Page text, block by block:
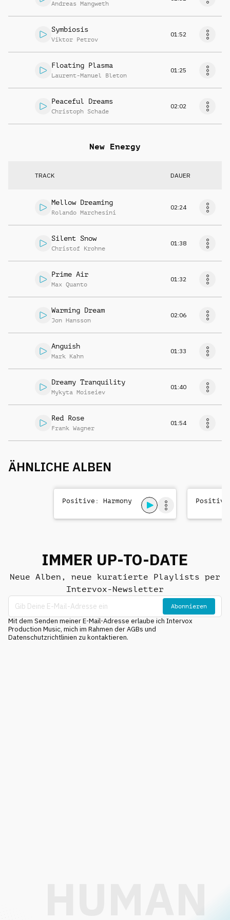
Andreas Mangweth
Symbiosis
Viktor Petrov
01:52
Floating Plasma
Laurent-Manuel Bleton
01:25
Peaceful Dreams
Christoph Schade
02:02
New Energy
TRACK DAUER
Mellow Dreaming
Rolando Marchesini
02:24
Silent Snow
Christof Krohne
01:38
Prime Air
Max Quanto
01:32
Warming Dream
Jon Hansson
02:06
Anguish
Mark Kahn
01:33
Dreamy Tranquility
Mykyta Moiseiev
01:40
Red Rose
Frank Wagner
01:54
ÄHNLICHE ALBEN
Positive: Harmony
IMMER UP-TO-DATE
Neue Alben, neue kuratierte Playlists per
Intervox-Newsletter
Abonnieren
Mit dem Senden meiner E-Mail-Adresse erlaube ich Intervox
Production Music, mich im Rahmen der AGBs und
Datenschutzrichtlinien zu kontaktieren.